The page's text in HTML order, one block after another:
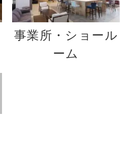
事業所・ショール
ーム